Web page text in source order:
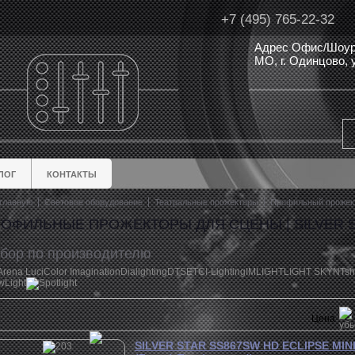
+7 (495) 765-22-32
Адрес Офис/
МО, г.
КОНТАКТЫ
Световое оборудование Театральные прожекторы Профильный
ПРОЖЕКТОРЫ ДЛЯ СЦЕНЫ | SILVER
по производителю
LuciColor ImaginationDialightingDTSETCI-LightingIMLIGHTLIGHT SKY
Spotlight
Цена
SILVER STAR SS867SW HD ECLIPSE